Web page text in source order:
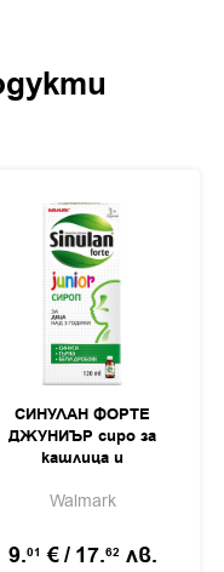
СИНУЛАН ФОРТЕ
ДЖУНИЪР сиро за
кашлица и
120мл
Walmark
9.01 €/ 17.62 лв.